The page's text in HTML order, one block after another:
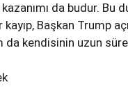
da budur. Bu
kayıp, Başkan Trump
da kendisinin uzun